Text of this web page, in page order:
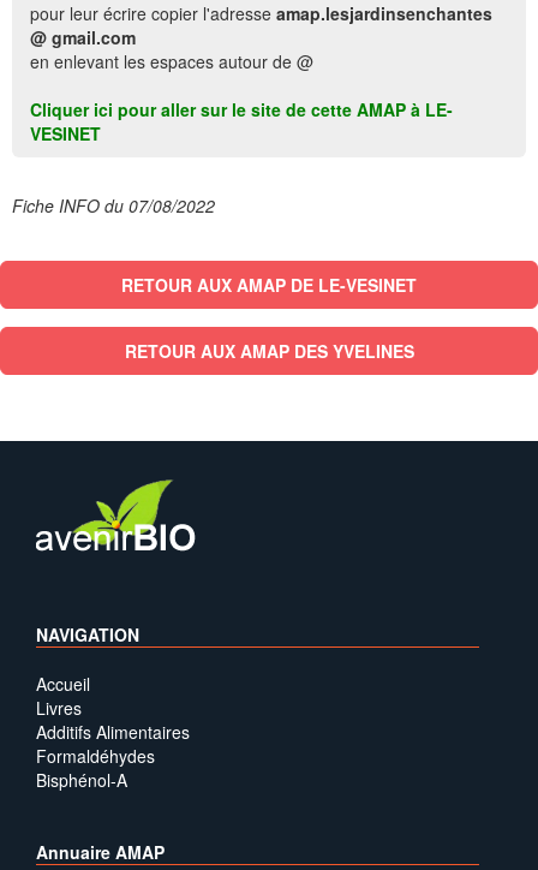
pour leur écrire copier l'adresse amap.lesjardinsenchantes
@ gmail.com
en enlevant les espaces autour de @
Cliquer ici pour aller sur le site de cette AMAP à LE-
VESINET
Fiche INFO du 07/08/2022
RETOUR AUX AMAP DE LE-VESINET
RETOUR AUX AMAP DES YVELINES
NAVIGATION
Accueil
Livres
Additifs Alimentaires
Formaldéhydes
Bisphénol-A
Annuaire AMAP